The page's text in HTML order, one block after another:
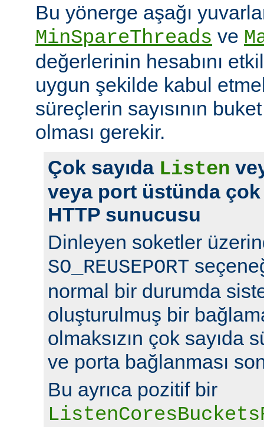
Bu yönerge aşağı
MinSpareThreads ve
değerlerinin hesabını
uygun şekilde kabul
süreçlerin sayısının buket
olması gerekir.
Çok sayıda Listen
veya port üstünda çok
HTTP sunucusu
Dinleyen soketler
SO_REUSEPORT
normal bir durumda
oluşturulmuş bir
olmaksızın çok sayıda
ve porta bağlanması
Bu ayrıca pozitif bir